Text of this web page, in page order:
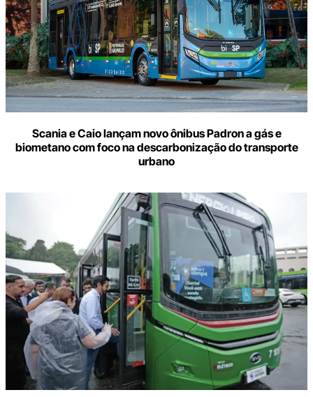
Scania e Caio lançam novo ônibus Padron a gás e
biometano com foco na descarbonização do transporte
urbano